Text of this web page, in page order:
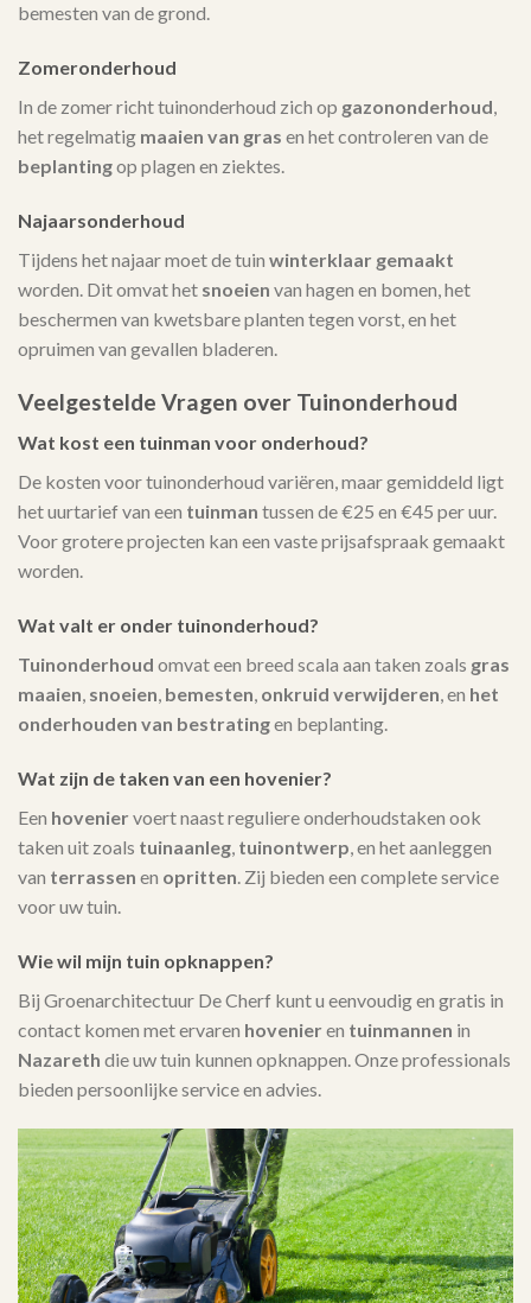
bemesten van de grond.
Zomeronderhoud
In de zomer richt tuinonderhoud zich op gazononderhoud,
het regelmatig maaien van gras en het controleren van de
beplantingop plagen en ziektes.
Najaarsonderhoud
Tijdens het najaar moet de tuin winterklaar gemaakt
worden. Dit omvat het snoeien van hagen en bomen, het
beschermen van kwetsbare planten tegen vorst, en het
opruimen van gevallen bladeren.
Veelgestelde Vragen over Tuinonderhoud
Wat kost een tuinman voor onderhoud?
De kosten voor tuinonderhoud variëren, maar gemiddeld ligt
het uurtarief van een tuinman tussen de €25 en €45 per uur.
Voor grotere projecten kan een vaste prijsafspraak gemaakt
worden.
Wat valt er onder tuinonderhoud?
Tuinonderhoud omvat een breed scala aan taken zoals gras
maaien, snoeien, bemesten, onkruid verwijderen, en het
onderhouden van bestratingen beplanting.
Wat zijn de taken van een hovenier?
Een hoveniervoert naast reguliere onderhoudstaken ook
taken uit zoals tuinaanleg, tuinontwerp, en het aanleggen
van terrassen en opritten. Zij bieden een complete service
voor uw tuin.
Wie wil mijn tuin opknappen?
Bij Groenarchitectuur De Cherf kunt u eenvoudig en gratis in
contact komen met ervaren hovenieren tuinmannen in
Nazareth die uw tuin kunnen opknappen. Onze professionals
bieden persoonlijke service en advies.